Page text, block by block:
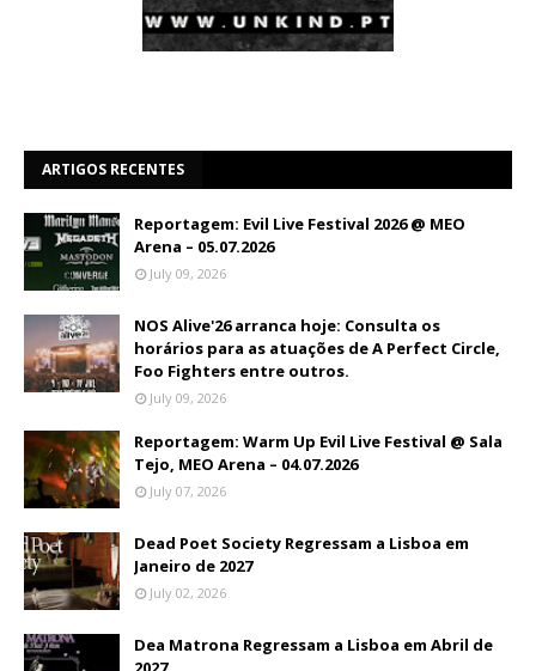
ARTIGOS RECENTES
Reportagem: Evil Live Festival 2026 @ MEO
Arena – 05.07.2026
July 09, 2026
NOS Alive'26 arranca hoje: Consulta os
horários para as atuações de A Perfect Circle,
Foo Fighters entre outros.
July 09, 2026
Reportagem: Warm Up Evil Live Festival @ Sala
Tejo, MEO Arena – 04.07.2026
July 07, 2026
Dead Poet Society Regressam a Lisboa em
Janeiro de 2027
July 02, 2026
Dea Matrona Regressam a Lisboa em Abril de